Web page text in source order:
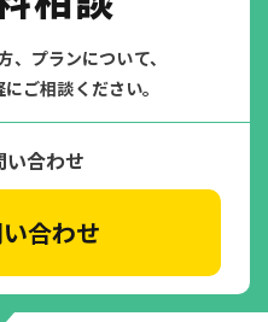
、プランについて、
ご相談ください。
い合わせ
合わせ